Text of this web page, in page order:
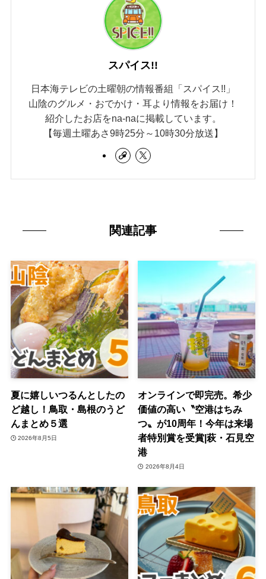
スパイス!!
日本海テレビの土曜朝の情報番組「スパイス!!」
山陰のグルメ・おでかけ・耳より情報をお届け！
紹介したお店をna-naに掲載しています。
【毎週土曜あさ9時25分～10時30分放送】
関連記事
夏に嬉しいつるんとしたの
ど越し！鳥取・島根のうど
んまとめ５選
2026年8月5日
オンラインで即完売。希少
価値の高い〝空港はちみ
つ〟が10周年！今年は来場
者特別賞を受賞|萩・石見空
港
2026年8月4日